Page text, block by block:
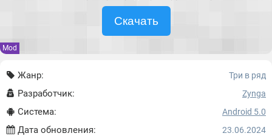
Скачать
Mod
Жанр: Три в ряд
Разработчик: Zynga
Система: Android 5.0
Дата обновления: 23.06.2024